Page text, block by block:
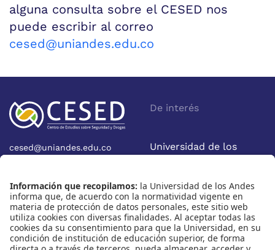
alguna consulta sobre el CESED nos
puede escribir al correo
cesed@uniandes.edu.co
cesed@uniandes.edu.co
Bogotá - Colombia
De interés
Universidad de los
Facultad de Economía
Nosotros Nuestras redes